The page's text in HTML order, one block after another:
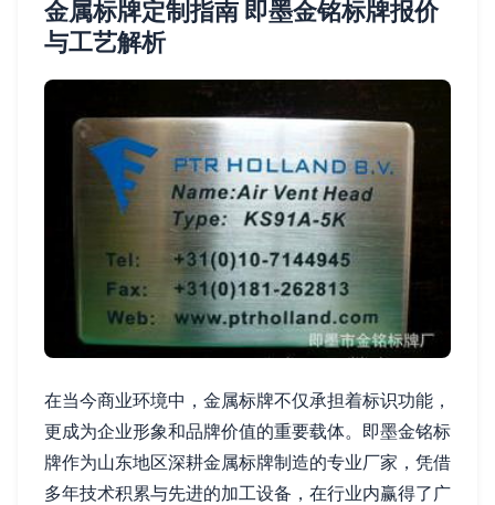
金属标牌定制指南 即墨金铭标牌报价
与工艺解析
在当今商业环境中，金属标牌不仅承担着标识功能，
更成为企业形象和品牌价值的重要载体。即墨金铭标
牌作为山东地区深耕金属标牌制造的专业厂家，凭借
多年技术积累与先进的加工设备，在行业内赢得了广